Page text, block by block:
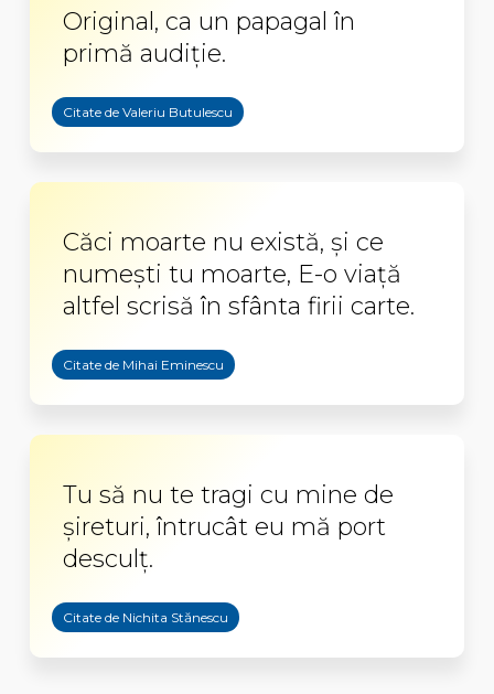
Original, ca un papagal în
primă audiţie.
Citate de Valeriu Butulescu
Căci moarte nu există, și ce
numești tu moarte, E-o viață
altfel scrisă în sfânta firii carte.
Citate de Mihai Eminescu
Tu să nu te tragi cu mine de
șireturi, întrucât eu mă port
desculț.
Citate de Nichita Stănescu